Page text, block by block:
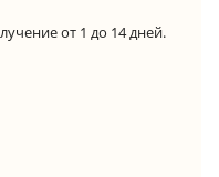
от 1 до 14 дней.